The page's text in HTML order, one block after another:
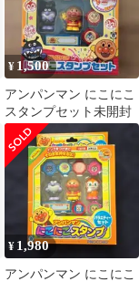
¥ 1,500
アンパンマン にこにこ
スタンプセット未開封
¥ 1,980
アンパンマン にこにこ